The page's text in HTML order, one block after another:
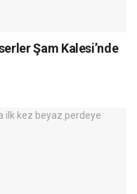
Şam Kalesi’nde